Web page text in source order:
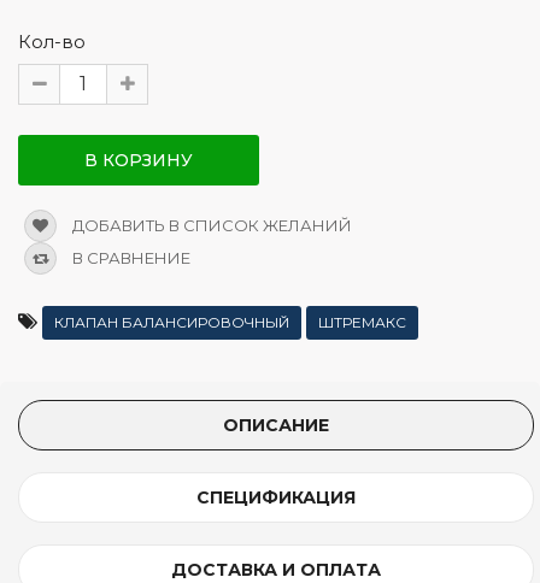
Кол-во
В КОРЗИНУ
ДОБАВИТЬ В СПИСОК ЖЕЛАНИЙ
В СРАВНЕНИЕ
КЛАПАН БАЛАНСИРОВОЧНЫЙ ШТРЕМАКС
ОПИСАНИЕ
СПЕЦИФИКАЦИЯ
ДОСТАВКА И ОПЛАТА